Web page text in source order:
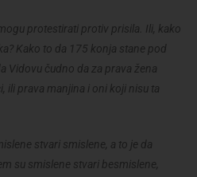
protestirati protiv prisila. Ili, kako
Kako to da 175 konja stane pod
Vidovu čudno da za prava žena
ili prava manjina i oni koji nisu ta
stvari smislene, a to je da
su smislene stvari besmislene,